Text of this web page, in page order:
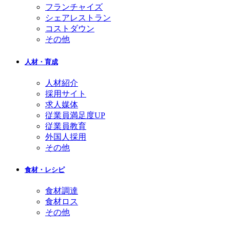
フランチャイズ
シェアレストラン
コストダウン
その他
人材・育成
人材紹介
採用サイト
求人媒体
従業員満足度UP
従業員教育
外国人採用
その他
食材・レシピ
食材調達
食材ロス
その他